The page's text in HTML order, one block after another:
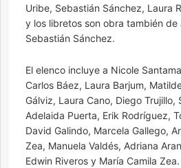
Uribe, Sebastián Sánchez, Laura
y los libretos son obra también de
Sebastián Sánchez.
El elenco incluye a Nicole
Carlos Báez, Laura Barjum,
Gálviz, Laura Cano, Diego Trujillo,
Adelaida Puerta, Erik Rodríguez,
David Galindo, Marcela Gallego,
Zea, Manuela Valdés, Adriana
Edwin Riveros y María Camila Zea.